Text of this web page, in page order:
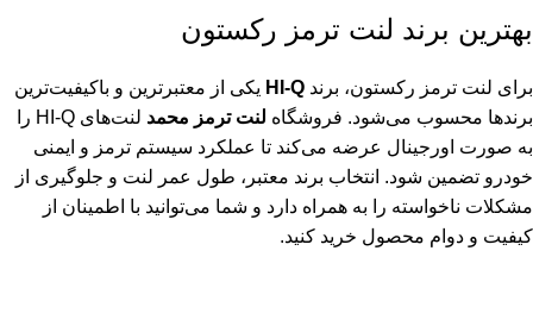
بهترین برند لنت ترمز رکستون
برای لنت ترمز رکستون، برند HI-Q یکی از معتبرترین و باکیفیت‌ترین
برندها محسوب می‌شود. فروشگاه لنت ترمز محمد
لنت‌های HI-Q را
به صورت اورجینال عرضه می‌کند تا عملکرد سیستم ترمز و ایمنی
خودرو تضمین شود. انتخاب برند معتبر، طول عمر لنت و جلوگیری از
مشکلات ناخواسته را به همراه دارد و شما می‌توانید با اطمینان از
کیفیت و دوام محصول خرید کنید.